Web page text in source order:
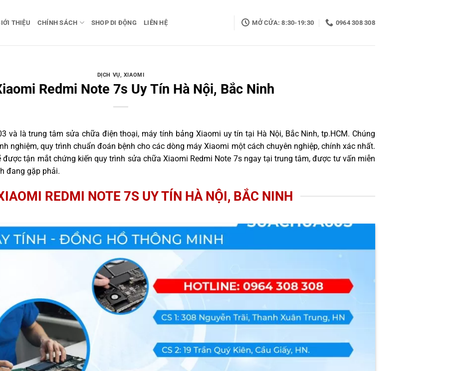
THIỆU CHÍNH SÁCH SHOP DI ĐỘNG LIÊN HỆ MỞ CỬA: 8:30-19:30 0964 308 308
DỊCH VỤ, XIAOMI
Redmi Note 7s Uy Tín Hà Nội, Bắc Ninh
và là trung tâm sửa chữa điện thoại, máy tính bảng Xiaomi uy tín tại Hà Nội, Bắc Ninh, tp.HCM. Chúng
nghiệm, quy trình chuẩn đoán bệnh cho các dòng máy Xiaomi một cách chuyên nghiệp, chính xác nhất.
được tận mắt chứng kiến quy trình sửa chữa Xiaomi Redmi Note 7s ngay tại trung tâm, được tư vấn miễn
đang gặp phải.
REDMI NOTE 7S UY TÍN HÀ NỘI, BẮC NINH